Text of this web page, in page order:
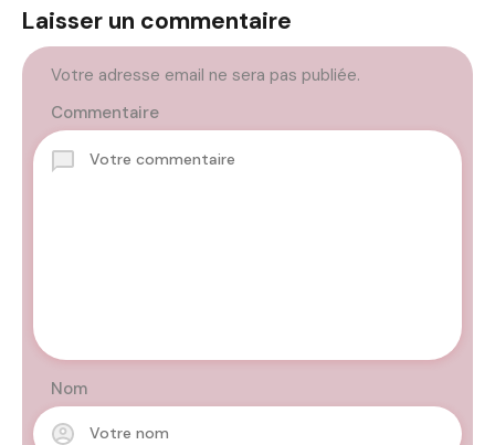
Laisser un commentaire
Votre adresse email ne sera pas publiée.
Commentaire
Nom